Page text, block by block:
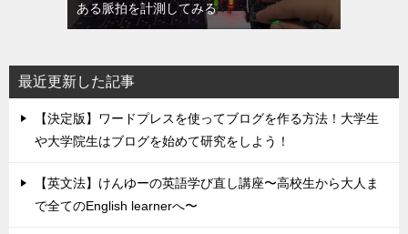
ある脈拍を計測してみる
最近更新した記事
【決定版】ワードプレスを使ってブログを作る方法！大学生
や大学院生はブログを始めて研究をしよう！
【英文法】けんゆーの英語学び直し講座〜高校生から大人ま
で全てのEnglish learnerへ〜